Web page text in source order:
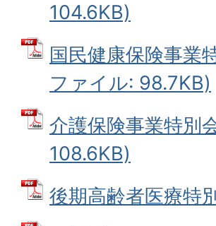
104.6KB)
国民健康保険事業
ファイル: 98.7KB)
介護保険事業特別
108.6KB)
後期高齢者医療特